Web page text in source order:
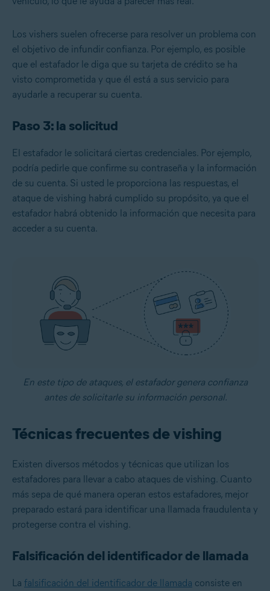
Los vishers suelen ofrecerse para resolver un problema con
el objetivo de infundir confianza. Por ejemplo, es posible
que el estafador le diga que su tarjeta de crédito se ha
visto comprometida y que él está a sus servicio para
ayudarle a recuperar su cuenta.
Paso 3: la solicitud
El estafador le solicitará ciertas credenciales. Por ejemplo,
podría pedirle que confirme su contraseña y la información
de su cuenta. Si usted le proporciona las respuestas, el
ataque de vishing habrá cumplido su propósito, ya que el
estafador habrá obtenido la información que necesita para
acceder a su cuenta.
En este tipo de ataques, el estafador genera confianza
antes de solicitarle su información personal.
Técnicas frecuentes de vishing
Existen diversos métodos y técnicas que utilizan los
estafadores para llevar a cabo ataques de vishing. Cuanto
más sepa de qué manera operan estos estafadores, mejor
preparado estará para identificar una llamada fraudulenta y
protegerse contra el vishing.
Falsificación del identificador de llamada
La falsificación del identificador de llamada consiste en